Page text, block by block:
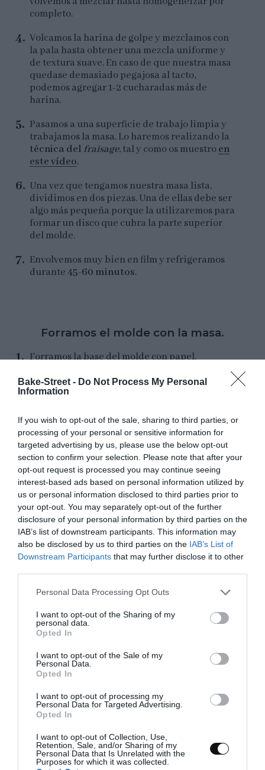
Bake-Street - Do Not Process My Personal
Information
If you wish to opt-out of the sale, sharing to third parties, or
processing of your personal or sensitive information for
targeted advertising by us, please use the below opt-out
section to confirm your selection. Please note that after your
opt-out request is processed you may continue seeing
interest-based ads based on personal information utilized by
us or personal information disclosed to third parties prior to
your opt-out. You may separately opt-out of the further
disclosure of your personal information by third parties on the
IAB’s list of downstream participants. This information may
also be disclosed by us to third parties on the IAB’s List of
Downstream Participants that may further disclose it to other
Please note that this website/app uses one or more Google
not limited to your visit or usage behaviour. You may click to
grant or deny consent to Google and its third-party tags to
use your data for below specified purposes in below Google
consent section.
Personal Data Processing Opt Outs
I want to opt-out of the Sharing of my
personal data.
Opted In
I want to opt-out of the Sale of my
Personal Data.
Opted In
I want to opt-out of processing my
Personal Data for Targeted Advertising.
Opted In
I want to opt-out of Collection, Use,
Retention, Sale, and/or Sharing of my
Personal Data that Is Unrelated with the
Purposes for which it was collected.
completo.
Volcamos la harina de golpe y mezclamos con
la pala hasta obtener una mezcla uniforme y
de textura suave. En caso de que nuestra masa
quedase demasiado pegajosa al tacto,
podemos agregar 1-2 cucharadas más de
harina.
Pasamos a una superficie de trabajo limpia y
trabajamos la masa. Lo haremos realizando la
técnica del fraisage, tal y como os muestroen
este vídeo.
Una vez que tengamos nuestra masa lista,
dividimos en dos piezas. Una de ellas debe ser
algo más pequeña porque la utilizaremos para
formar un disco que cubra la parte superior
del molde.
Envolvemos muy bien en film y refrigeramos
durante45-60 minutos.
Forramos el molde con la masa.
Forramos la base del molde con papel.
espolvoreamos con harina. Retiramos el
exceso y reservamos.
Sacamos los discos de masa del frío,
espolvoreamos ligeramente una superficie de
trabajo con harina y procedemos a extenderla.
Primero estiraremos la masa que recubre el
interior del molde.